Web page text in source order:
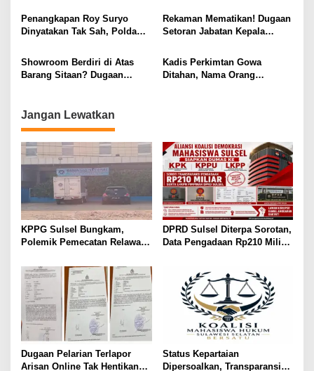
s
Penangkapan Roy Suryo
Dinyatakan Tak Sah, Polda
Praperadilan
Rekaman Mematikan! Dugaan
Setoran Jabatan Kepala
Lingkaran Elite Makassar
Showroom Berdiri di Atas
Barang Sitaan? Dugaan
Kadis Perkimtan Gowa
Ditahan, Nama Orang
Jangan Lewatkan
KPPG Sulsel Bungkam,
Polemik Pemecatan Relawan
DPRD Sulsel Diterpa Sorotan,
Data Pengadaan Rp210 Miliar
Dugaan Pelarian Terlapor
Arisan Online Tak Hentikan
Status Kepartaian
Dipersoalkan, Transparansi